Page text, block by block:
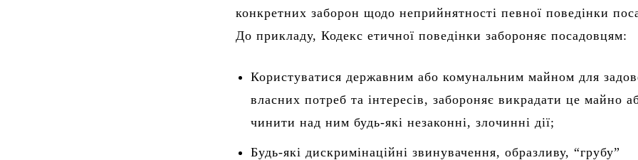
конкретних заборон щодо неприйнятності певної поведінки
До прикладу, Кодекс етичної поведінки забороняє посадовцям:
Користуватися державним або комунальним майном для
власних потреб та інтересів, забороняє викрадати це майно
чинити над ним будь-які незаконні, злочинні дії;
Будь-які дискримінаційні звинувачення, образливу, “грубу”